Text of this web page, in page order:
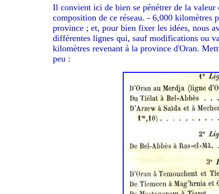
Il convient ici de bien se pénétrer de la
composition de ce réseau. - 6,000 kilomètres
province ; et, pour bien fixer les idées, nous
différentes lignes qui, sauf modifications ou
kilomètres revenant à la province d'Oran.
peu :